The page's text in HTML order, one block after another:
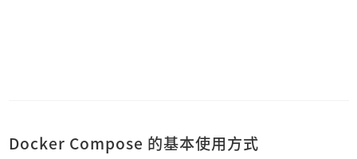
Docker Compose 的基本使用方式